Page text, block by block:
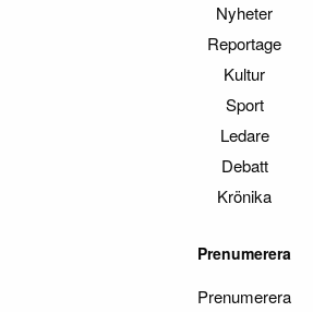
Nyheter
Reportage
Kultur
Sport
Ledare
Debatt
Krönika
Prenumerera
Prenumerera